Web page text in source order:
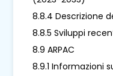
8.8.4 Descrizione
8.8.5 Sviluppi
8.9 ARPAC
8.9.1 Informazioni